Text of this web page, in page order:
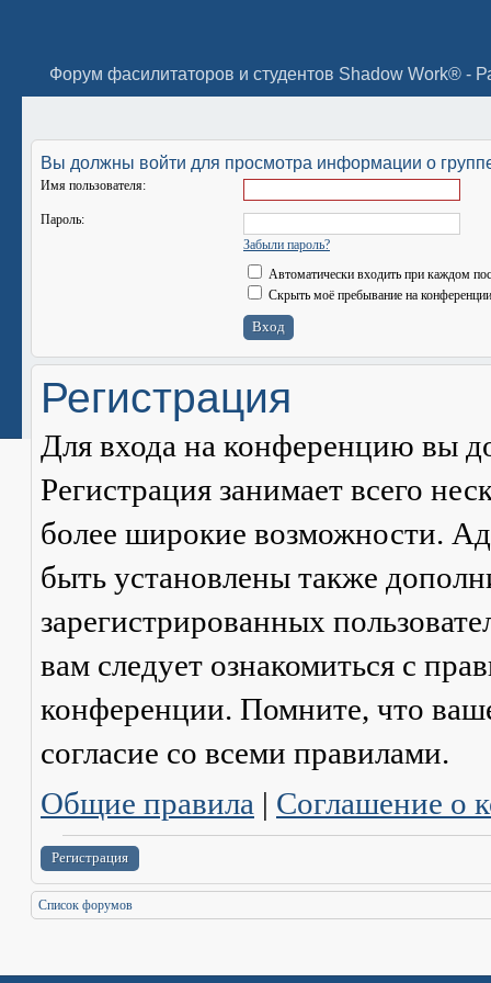
Вы должны войти для просмотра информации о
Имя пользователя:
Пароль:
Забыли пароль?
Автоматически входить при каждом
Скрыть моё пребывание на
Регистрация
Для входа на конференцию вы
Регистрация занимает всего
более широкие возможности.
быть установлены также
зарегистрированных
вам следует ознакомиться с
конференции. Помните, что
согласие со всеми правилами.
Общие правила | Соглашение о
Регистрация
Список форумов